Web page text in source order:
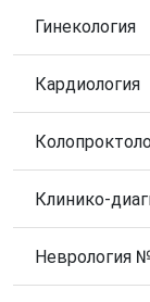
Гинекология
Кардиология
Клинико-
Неврология